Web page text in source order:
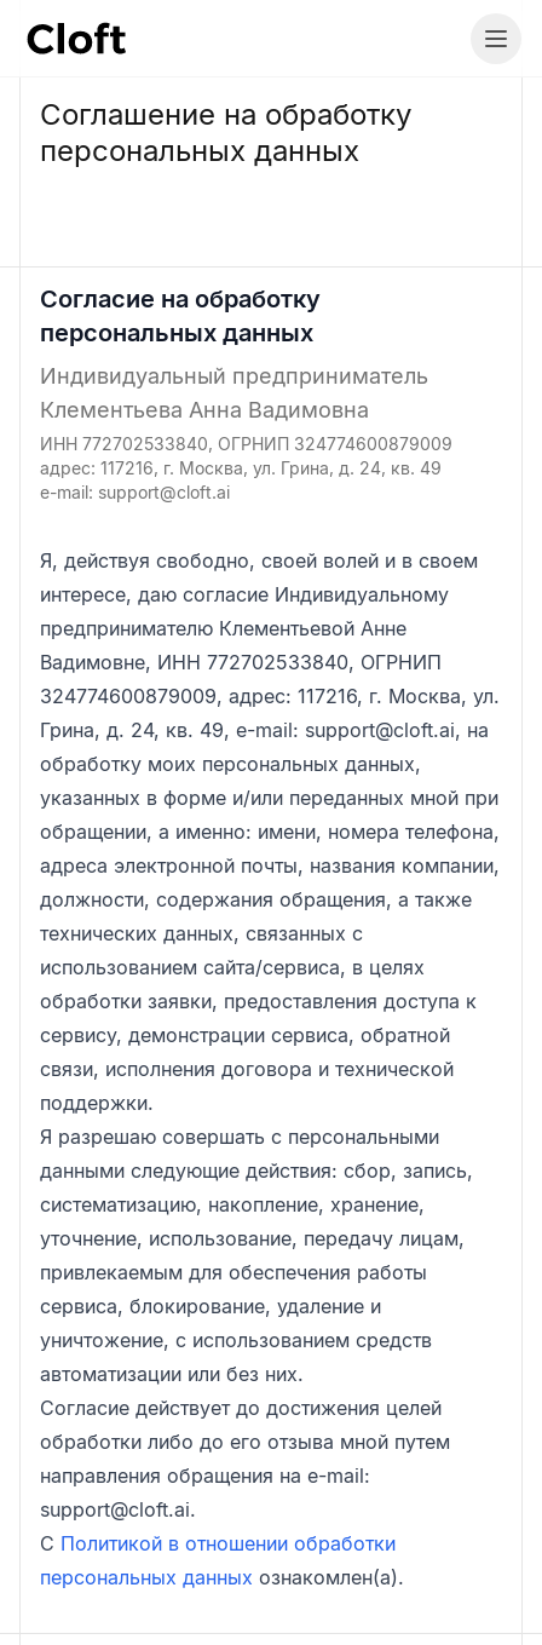
Соглашение на обработку
персональных данных
Согласие на обработку
персональных данных
Индивидуальный предприниматель
Клементьева Анна Вадимовна
ИНН 772702533840, ОГРНИП 324774600879009
адрес: 117216, г. Москва, ул. Грина, д. 24, кв. 49
e-mail: support@cloft.ai
Я, действуя свободно, своей волей и в своем
интересе, даю согласие Индивидуальному
предпринимателю Клементьевой Анне
Вадимовне, ИНН 772702533840, ОГРНИП
324774600879009, адрес: 117216, г. Москва, ул.
Грина, д. 24, кв. 49, e-mail: support@cloft.ai, на
обработку моих персональных данных,
указанных в форме и/или переданных мной при
обращении, а именно: имени, номера телефона,
адреса электронной почты, названия компании,
должности, содержания обращения, а также
технических данных, связанных с
использованием сайта/сервиса, в целях
обработки заявки, предоставления доступа к
сервису, демонстрации сервиса, обратной
связи, исполнения договора и технической
поддержки.
Я разрешаю совершать с персональными
данными следующие действия: сбор, запись,
систематизацию, накопление, хранение,
уточнение, использование, передачу лицам,
привлекаемым для обеспечения работы
сервиса, блокирование, удаление и
уничтожение, с использованием средств
автоматизации или без них.
Согласие действует до достижения целей
обработки либо до его отзыва мной путем
направления обращения на e-mail:
support@cloft.ai.
С Политикой в отношении обработки
персональных данных ознакомлен(а).